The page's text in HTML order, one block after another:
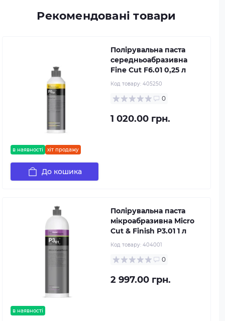
Рекомендовані товари
в наявності хіт продажу
Полірувальна паста
середньоабразивна
Fine Cut F6.01 0,25 л
Код товару: 405250
0
1 020.00 грн.
До кошика
в наявності
Полірувальна паста
мікроабразивна Micro
Cut & Finish P3.01 1 л
Код товару: 404001
0
2 997.00 грн.